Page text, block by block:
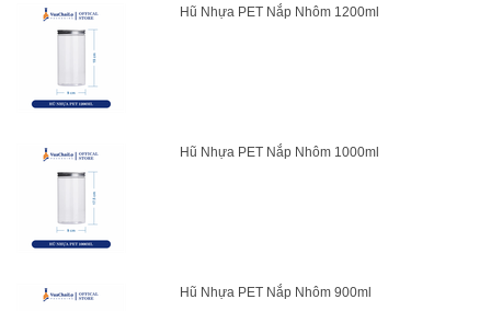
Hũ Nhựa PET Nắp Nhôm 1200ml
Hũ Nhựa PET Nắp Nhôm 1000ml
Hũ Nhựa PET Nắp Nhôm 900ml